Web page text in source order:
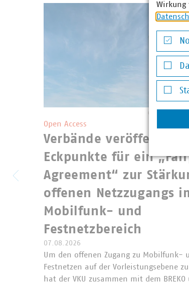
©
Open Access
Verbände
Eckpunkte für ein
Agreement“ zur
offenen Netzzugangs
Mobilfunk- und
Festnetzbereich
07.08.2026
Um den offenen Zugang zu Mobilfunk-
Festnetzen auf der Vorleistungsebene
hat der VKU zusammen mit dem BREKO
Wirkung